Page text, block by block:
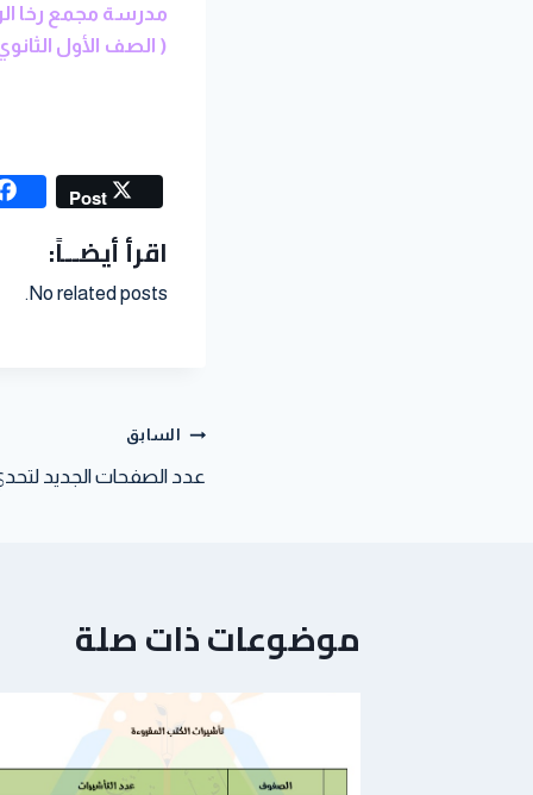
مدرسة مجمع رخا
( الصف الأول الثانوي 2017-
Post
اقرأ أيضــاً:
No related posts.
السابق
عدد الصفحات الجديد
موضوعات ذات صلة